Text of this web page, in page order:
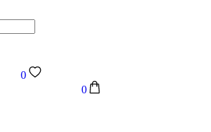
0
0